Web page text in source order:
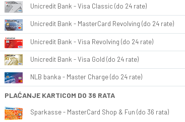
Unicredit Bank - Visa Classic (do 24 rate)
Unicredit Bank - MasterCard Revolving (do 24 rate)
Unicredit Bank - Visa Revolving (do 24 rate)
Unicredit Bank - Visa Gold (do 24 rate)
NLB banka - Master Charge (do 24 rate)
PLAĆANJE KARTICOM DO 36 RATA
Sparkasse - MasterCard Shop & Fun (do 36 rata)